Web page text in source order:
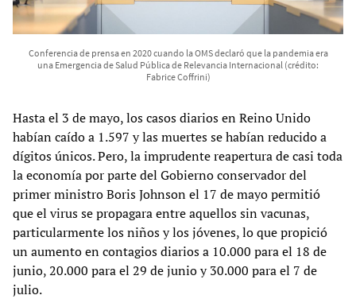
Conferencia de prensa en 2020 cuando la OMS declaró que la pandemia era
una Emergencia de Salud Pública de Relevancia Internacional (crédito:
Fabrice Coffrini)
Hasta el 3 de mayo, los casos diarios en Reino Unido
habían caído a 1.597 y las muertes se habían reducido a
dígitos únicos. Pero, la imprudente reapertura de casi toda
la economía por parte del Gobierno conservador del
primer ministro Boris Johnson el 17 de mayo permitió
que el virus se propagara entre aquellos sin vacunas,
particularmente los niños y los jóvenes, lo que propició
un aumento en contagios diarios a 10.000 para el 18 de
junio, 20.000 para el 29 de junio y 30.000 para el 7 de
julio.